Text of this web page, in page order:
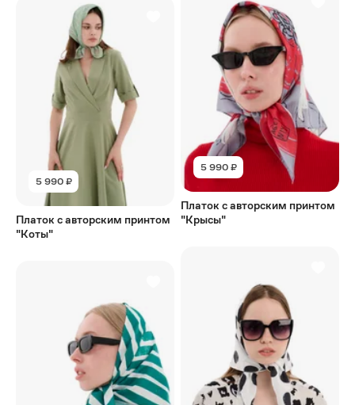
5 990 ₽
Платок с авторским принтом
"Коты"
5 990 ₽
Платок с авторским принтом
"Крысы"